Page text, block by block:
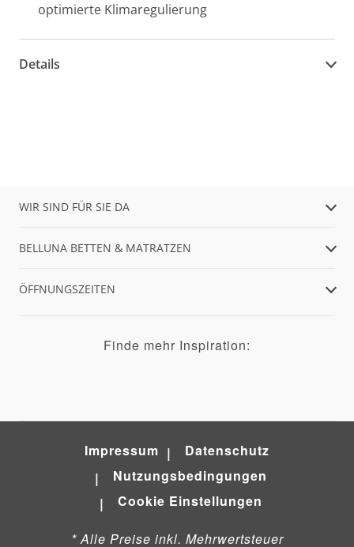
optimierte Klimaregulierung
Details
WIR SIND FÜR SIE DA
BELLUNA BETTEN & MATRATZEN
ÖFFNUNGSZEITEN
Finde mehr Inspiration:
Impressum
Datenschutz
Nutzungsbedingungen
Cookie Einstellungen
* Alle Preise inkl. Mehrwertsteuer